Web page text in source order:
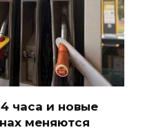
часа и новые
меняются